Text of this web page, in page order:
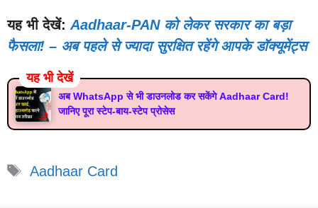
यह भी देखें: Aadhaar-PAN को लेकर सरकार का बड़ा
फैसला! – अब पहले से ज्यादा सुरक्षित रहेंगे आपके डॉक्यूमेंट्स
यह भी देखें
अब WhatsApp से भी डाउनलोड कर सकेंगे Aadhaar Card!
जानिए पूरा स्टेप-बाय-स्टेप प्रोसेस
Tags
Aadhaar Card